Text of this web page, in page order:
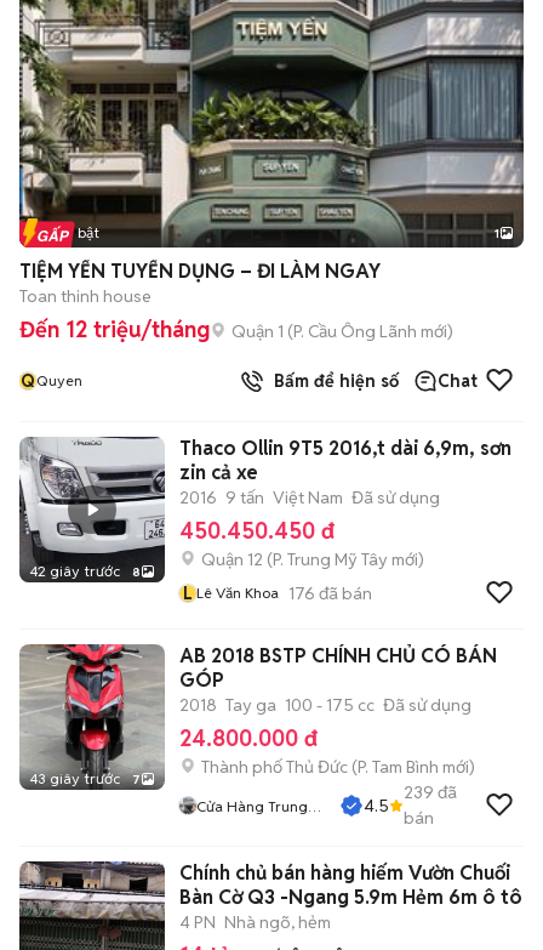
Tin nổi bật 1
TIỆM YẾN TUYỂN DỤNG – ĐI LÀM NGAY
Toan thinh house
Đến 12 triệu/tháng Quận 1 (P. Cầu Ông Lãnh mới)
QQuyen Bấm để hiện số Chat
42 giây trước 8
Thaco Ollin 9T5 2016,t dài 6,9m, sơn
zin cả xe
2016 9 tấn Việt Nam Đã sử dụng
450.450.450 đ
Quận 12 (P. Trung Mỹ Tây mới)
L Lê Văn Khoa 176 đã bán
43 giây trước 7
AB 2018 BSTP CHÍNH CHỦ CÓ BÁN
GÓP
2018 Tay ga 100 - 175 cc Đã sử dụng
24.800.000 đ
Thành phố Thủ Đức (P. Tam Bình mới)
Cửa Hàng Trung
4.5
239 đã
bán
Chính chủ bán hàng hiếm Vườn Chuối
Bàn Cờ Q3 -Ngang 5.9m Hẻm 6m ô tô
4 PN Nhà ngõ, hẻm